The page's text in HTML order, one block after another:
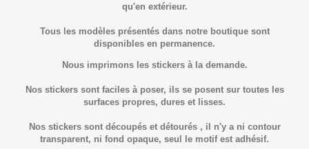
qu'en extérieur.
Tous les modèles présentés dans notre boutique sont
disponibles en permanence.
Nous imprimons les stickers à la demande.
Nos stickers sont faciles à poser, ils se posent sur toutes les
surfaces propres, dures et lisses.
Nos stickers sont découpés et détourés , il n'y a ni contour
transparent, ni fond opaque, seul le motif est adhésif.